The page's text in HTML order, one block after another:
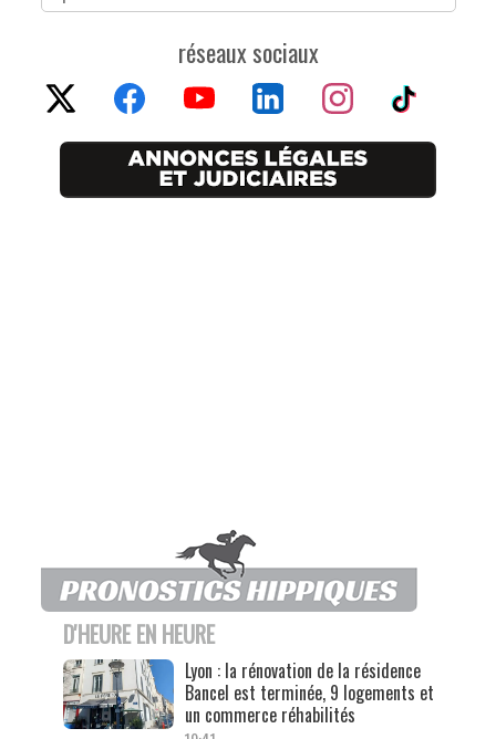
réseaux sociaux
D'HEURE EN HEURE
Lyon : la rénovation de la résidence
Bancel est terminée, 9 logements et
un commerce réhabilités